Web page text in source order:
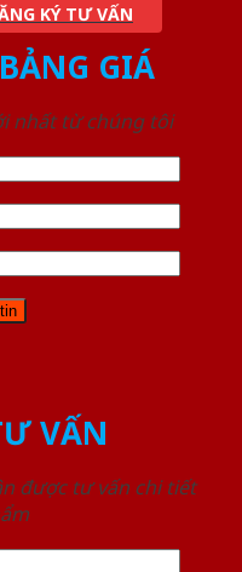
KÝ TƯ VẤN
GIÁ
nhất từ chúng tôi
VẤN
được tư vấn chi tiết